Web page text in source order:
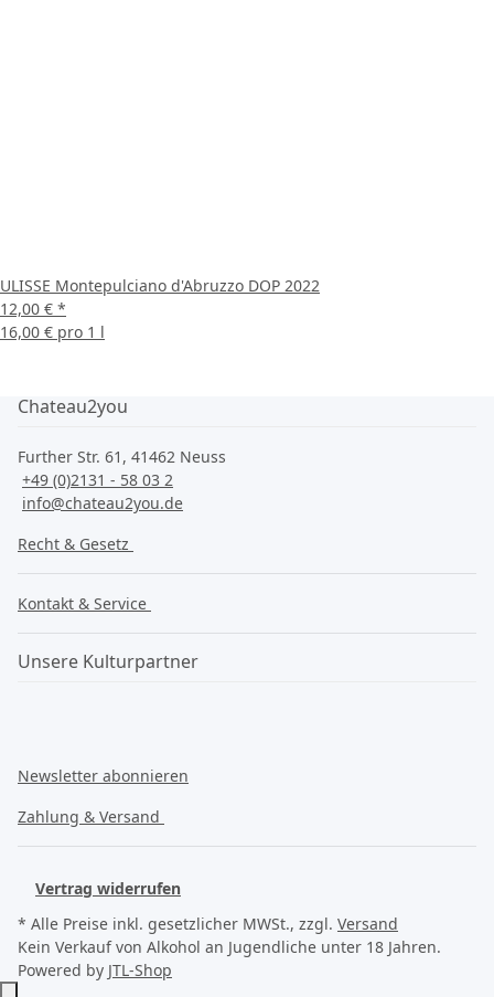
ULISSE Montepulciano d'Abruzzo DOP 2022
12,00 € *
16,00 € pro 1 l
Chateau2you
Further Str. 61, 41462 Neuss
+49 (0)2131 - 58 03 2
info@chateau2you.de
Recht & Gesetz
Kontakt & Service
Unsere Kulturpartner
Newsletter abonnieren
Zahlung & Versand
Vertrag widerrufen
* Alle Preise inkl. gesetzlicher MWSt., zzgl. Versand
Kein Verkauf von Alkohol an Jugendliche unter 18 Jahren.
Powered by JTL-Shop